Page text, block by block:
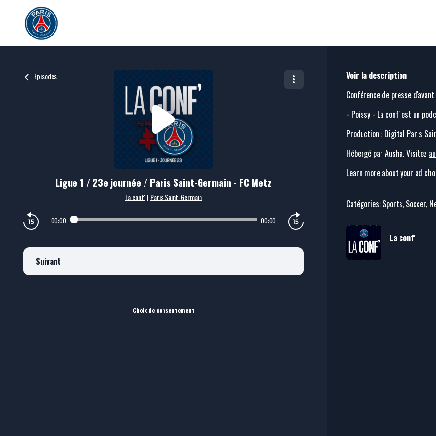
Épisodes
Ligue 1 / 23e journée / Paris Saint-Germain - FC Metz
La conf' | Paris Saint-Germain
00:00 00:00
Suivant
Choix de consentement
Voir la description
Conférence de presse
- Poissy - La conf' est un
Production : Digital Paris
Hébergé par Ausha. Visitez
Learn more about your ad
Catégories: Sports, Soccer,
La conf'